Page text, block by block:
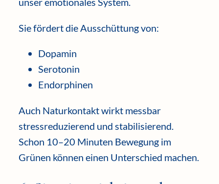
Sie fördert die Ausschüttung von:
Dopamin
Serotonin
Endorphinen
Auch Naturkontakt wirkt messbar
stressreduzierend und stabilisierend.
Schon 10–20 Minuten Bewegung im
Grünen können einen Unterschied machen.